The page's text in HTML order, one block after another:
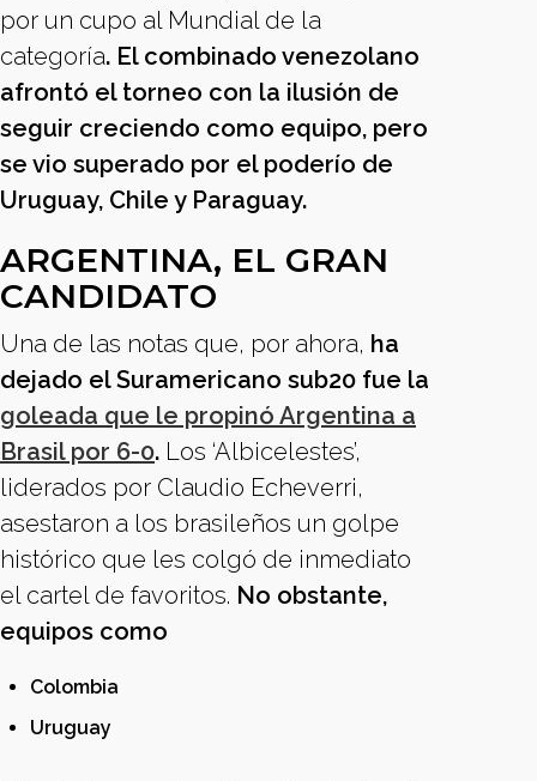
por un cupo al Mundial de la
categoría. El combinado venezolano
afrontó el torneo con la ilusión de
seguir creciendo como equipo, pero
se vio superado por el poderío de
Uruguay, Chile y Paraguay.
ARGENTINA, EL GRAN
CANDIDATO
Una de las notas que, por ahora, ha
dejado el Suramericano sub20 fue la
goleada que le propinó Argentina a
Brasil por 6-0. Los ‘Albicelestes’,
liderados por Claudio Echeverri,
asestaron a los brasileños un golpe
histórico que les colgó de inmediato
el cartel de favoritos. No obstante,
equipos como
Colombia
Uruguay